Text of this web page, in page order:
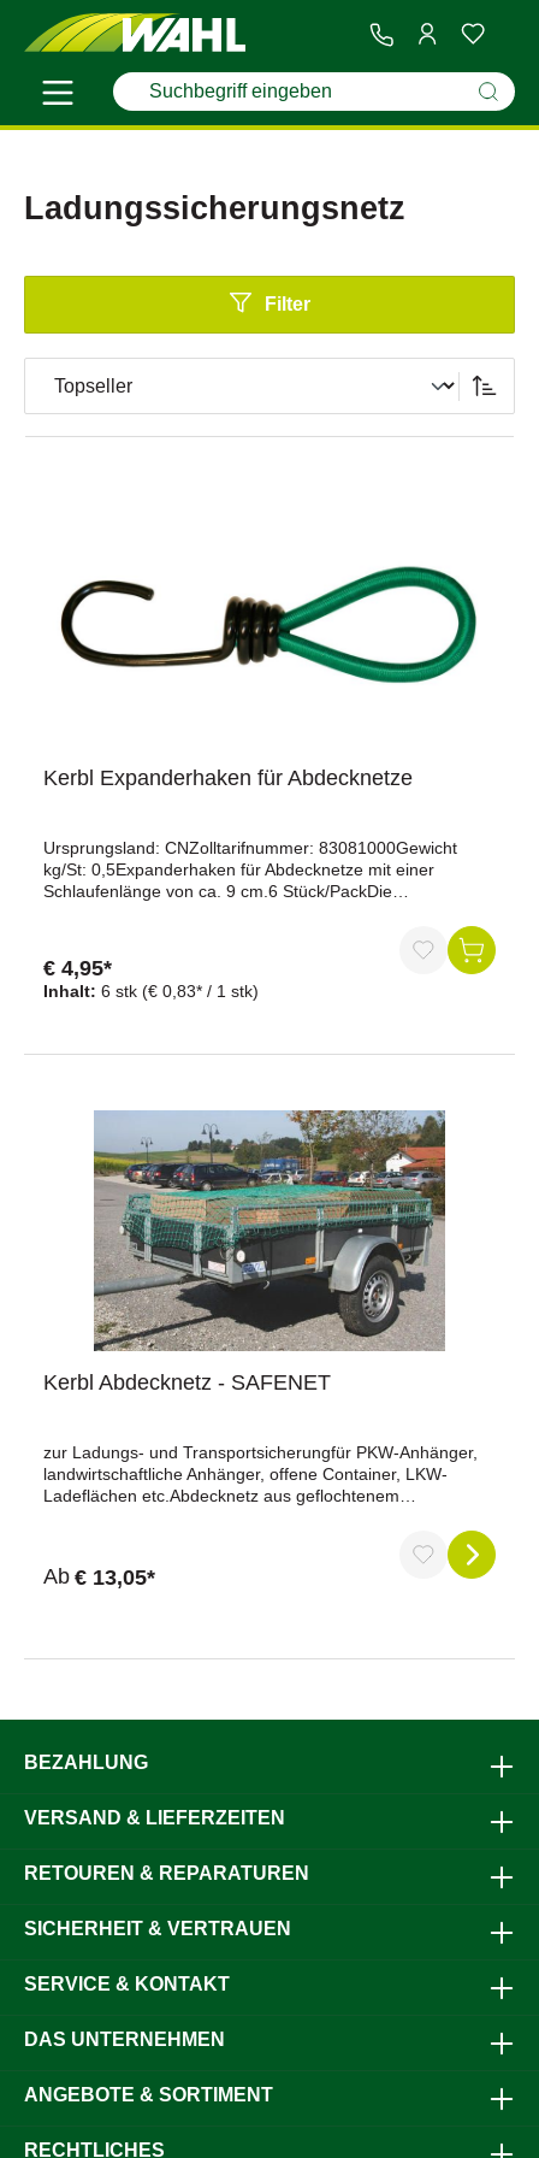
Ladungssicherungsnetz
Filter
Kerbl Expanderhaken für Abdecknetze
Ursprungsland: CNZolltarifnummer: 83081000Gewicht
kg/St: 0,5Expanderhaken für Abdecknetze mit einer
Schlaufenlänge von ca. 9 cm.6 Stück/PackDie
Ränder des Abdecknetzes angebracht und greifen dann in
entsprechende Ösen oder Schlaufen am Anhänger oder
der Ladefläche. Dadurch wird das Abdecknetz straff und
sicher gespannt, um die Ladung vor Wind und Wetter zu
Inhalt: 6 stk (€ 0,83* / 1 stk)
€ 4,95*
Kerbl Abdecknetz - SAFENET
zur Ladungs- und Transportsicherungfür PKW-Anhänger,
landwirtschaftliche Anhänger, offene Container, LKW-
Ladeflächen etc.Abdecknetz aus geflochtenem
Befestigungverstärkter stabiler Rand durch eingenähte
Kordel mit zusätzlichen Befestigungsschlaufen an den Ecke
Ab € 13,05*
BEZAHLUNG
VERSAND & LIEFERZEITEN
RETOUREN & REPARATUREN
SICHERHEIT & VERTRAUEN
SERVICE & KONTAKT
DAS UNTERNEHMEN
ANGEBOTE & SORTIMENT
RECHTLICHES